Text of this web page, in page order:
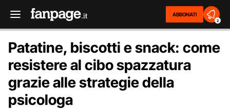
ABBONATI
2
Patatine, biscotti e snack: come
resistere al cibo spazzatura
grazie alle strategie della
psicologa